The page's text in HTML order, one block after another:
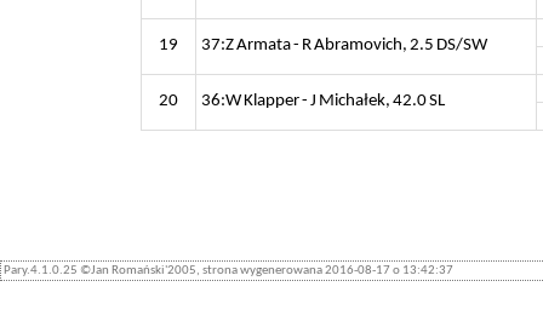
19 37:Z Armata - R Abramovich, 2.5 DS/SW
20 36:W Klapper - J Michałek, 42.0 SL
Pary.4.1.0.25 ©Jan Romański'2005, strona wygenerowana 2016-08-17 o 13:42:37